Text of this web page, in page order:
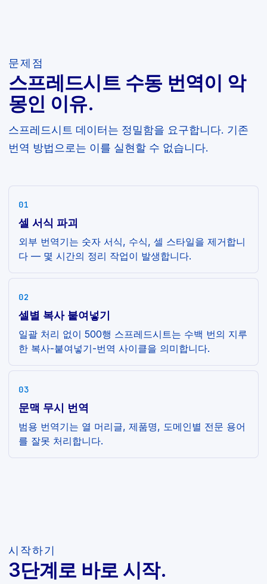
문제점
스프레드시트 수동 번역이 악
몽인 이유.
스프레드시트 데이터는 정밀함을 요구합니다. 기존
번역 방법으로는 이를 실현할 수 없습니다.
01
셀 서식 파괴
외부 번역기는 숫자 서식, 수식, 셀 스타일을 제거합니
다 — 몇 시간의 정리 작업이 발생합니다.
02
셀별 복사 붙여넣기
일괄 처리 없이 500행 스프레드시트는 수백 번의 지루
한 복사-붙여넣기-번역 사이클을 의미합니다.
03
문맥 무시 번역
범용 번역기는 열 머리글, 제품명, 도메인별 전문 용어
를 잘못 처리합니다.
시작하기
3단계로 바로 시작.